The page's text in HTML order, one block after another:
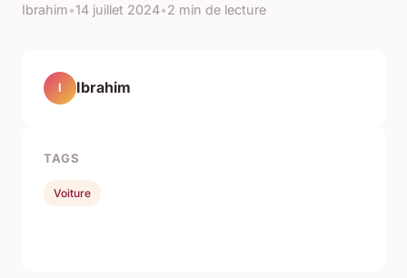
Ibrahim•14 juillet 2024•2 min de lecture
I Ibrahim
TAGS
Voiture